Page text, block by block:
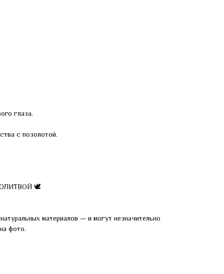
глаза.
с позолотой.
🕊
материалов — и могут незначительно
фото.